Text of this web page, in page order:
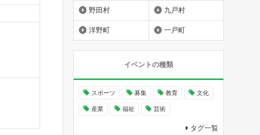
野田村 九戸村
洋野町 一戸町
イベントの種類
スポーツ 募集 教育 文化
産業 福祉 芸術
タグ一覧